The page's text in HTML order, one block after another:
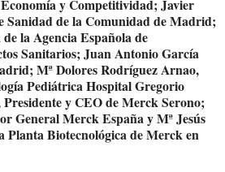
y Competitividad; Javier
Sanidad de la Comunidad de Madrid;
la Agencia Española de
Sanitarios; Juan Antonio García
Mª Dolores Rodríguez Arnao,
Pediátrica Hospital Gregorio
y CEO de Merck Serono;
General Merck España y Mª Jesús
Planta Biotecnológica de Merck en